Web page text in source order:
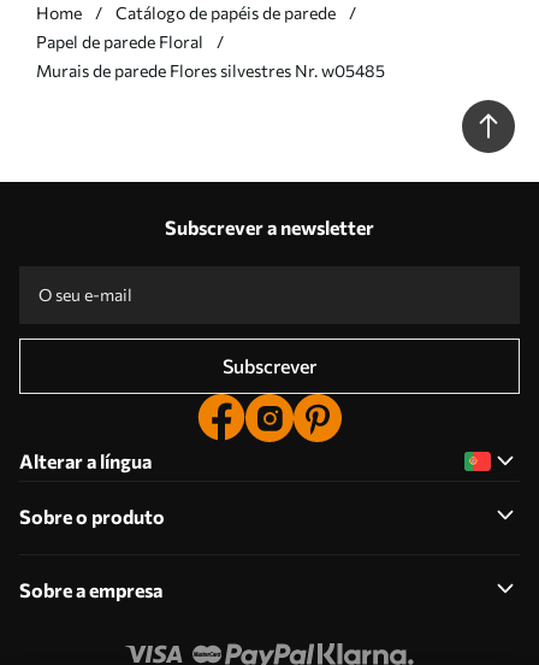
Home
Catálogo de papéis de parede
Papel de parede Floral
Murais de parede Flores silvestres Nr. w05485
Subscrever a newsletter
Subscrever
Alterar a língua
Sobre o produto
Sobre a empresa